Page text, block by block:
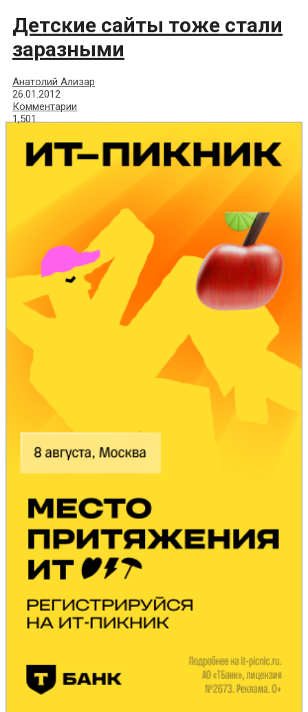
Детcкие сайты тоже стали
заразными
Анатолий Ализар
26.01.2012
Комментарии
1,501